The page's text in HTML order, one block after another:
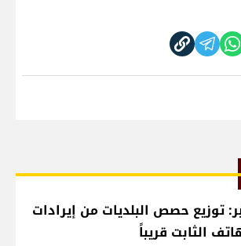
توزيع حصص البلديات من إيرادات
الثابت قريباً